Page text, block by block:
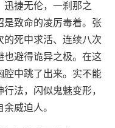
捷无伦，一刹那之
是致命的凌厉毒着。张
死中求活、连续八次
也避得诡异之极。在这
腔中跳了出来。实不能
法，闪似鬼魅变形，
威迫人。